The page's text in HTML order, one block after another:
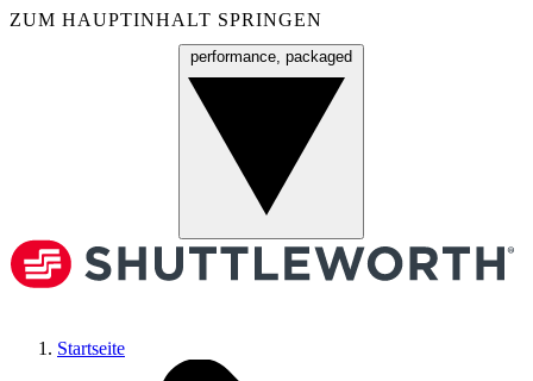
ZUM HAUPTINHALT SPRINGEN
performance, packaged
Startseite